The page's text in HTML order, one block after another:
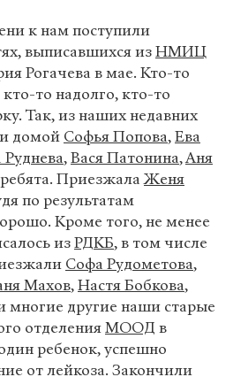
к нам поступили
выписавшихся изНМИЦ
Рогачева в мае. Кто-то
то надолго, кто-то
Так, из наших недавних
домой Софья Попова,Ева
,Вася Патонина,Аня
ПриезжалаЖеня
по результатам
Кроме того, не менее
изРДКБ, в том числе
Софа Рудометова,
Махов,Настя Бобкова,
многие другие наши старые
отделенияМООД в
ребенок, успешно
от лейкоза. Закончили